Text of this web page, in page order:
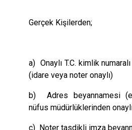
Gerçek Kişilerden;
a) Onaylı T.C. kimlik
(idare veya noter onaylı)
b) Adres beyannamesi
nüfus müdürlüklerinden
c) Noter tasdikli imza